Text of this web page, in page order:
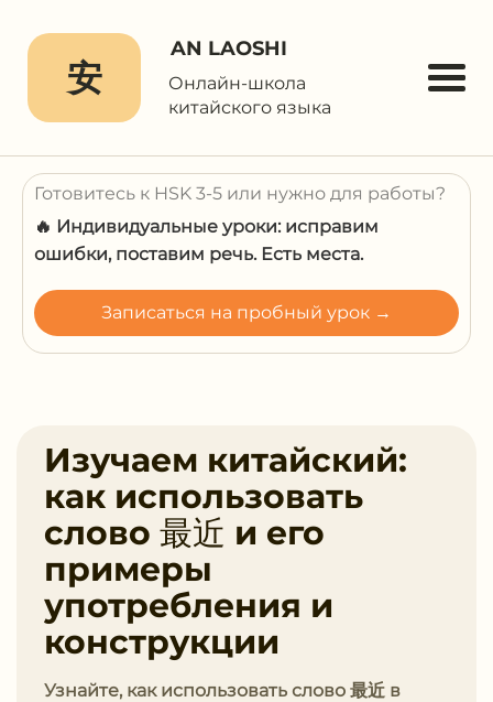
安
AN LAOSHI
Онлайн-школа
китайского языка
Готовитесь к HSK 3-5 или нужно для работы?
🔥 Индивидуальные уроки: исправим
ошибки, поставим речь. Есть места.
Записаться на пробный урок →
Изучаем китайский:
как использовать
слово 最近 и его
примеры
употребления и
конструкции
Узнайте, как использовать слово 最近 в